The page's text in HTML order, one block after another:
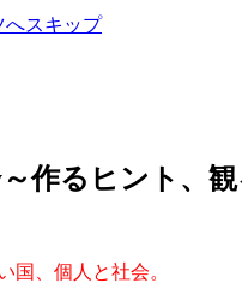
へスキップ
作るヒント、
国、個人と社会。